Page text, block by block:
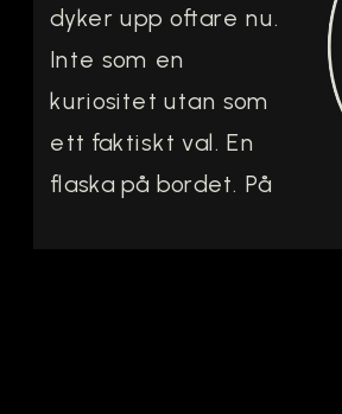
dyker upp oftare nu.
Inte som en
kuriositet utan som
ett faktiskt val. En
flaska på bordet. På